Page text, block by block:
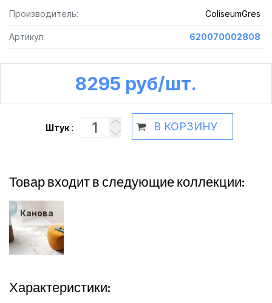
Производитель: ColiseumGres
Артикул: 620070002808
8295 руб /шт.
Штук: В КОРЗИНУ
Товар входит в следующие коллекции:
Канова
Характеристики: